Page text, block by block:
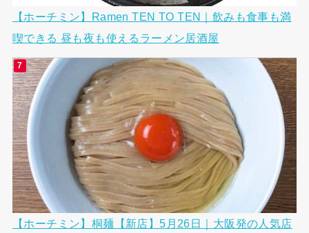
【ホーチミン】Ramen TEN TO TEN｜飲みも食事も満
喫できる 昼も夜も使えるラーメン居酒屋
【ホーチミン】桐麺【新店】5月26日｜大阪発の人気店